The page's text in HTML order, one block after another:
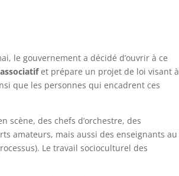
le gouvernement a décidé d’ouvrir à ce
et prépare un projet de loi visant à
que les personnes qui encadrent ces
scène, des chefs d’orchestre, des
amateurs, mais aussi des enseignants au
Le travail socioculturel des